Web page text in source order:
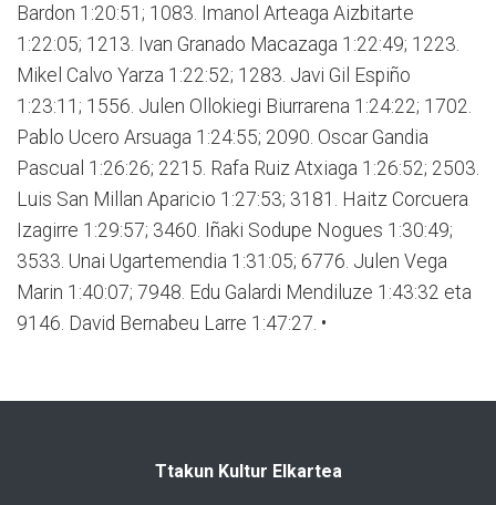
Bardon 1:20:51; 1083. Imanol Arteaga Aizbitarte
1:22:05; 1213. Ivan Granado Macazaga 1:22:49; 1223.
Mikel Calvo Yarza 1:22:52; 1283. Javi Gil Espiño
1:23:11; 1556. Julen Ollokiegi Biurrarena 1:24:22; 1702.
Pablo Ucero Arsuaga 1:24:55; 2090. Oscar Gandia
Pascual 1:26:26; 2215. Rafa Ruiz Atxiaga 1:26:52; 2503.
Luis San Millan Aparicio 1:27:53; 3181. Haitz Corcuera
Izagirre 1:29:57; 3460. Iñaki Sodupe Nogues 1:30:49;
3533. Unai Ugartemendia 1:31:05; 6776. Julen Vega
Marin 1:40:07; 7948. Edu Galardi Mendiluze 1:43:32 eta
9146. David Bernabeu Larre 1:47:27. •
Ttakun Kultur Elkartea